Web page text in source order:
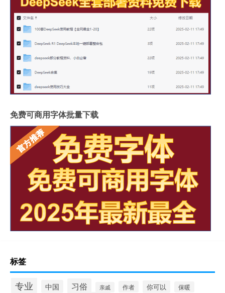
免费可商用字体批量下载
标签
专业 中国 习俗 亲戚 作者 你可以 保暖